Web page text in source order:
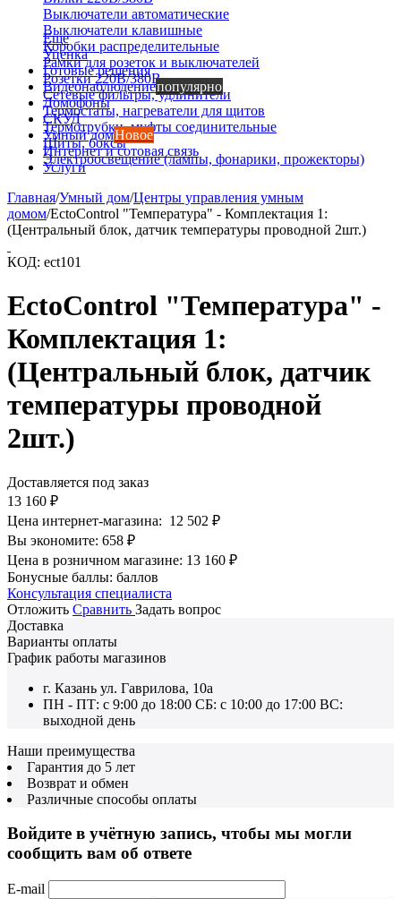
Выключатели автоматические
Выключатели клавишные
Коробки распределительные
Рамки для розеток и выключателей
Розетки 220В/380В
Сетевые фильтры, удлинители
Термостаты, нагреватели для щитов
Термотрубки, муфты соединительные
Щиты, боксы
Электроосвещение (лампы, фонарики, прожекторы)
Еще
Уценка
Готовые решения
Видеонаблюдениепопулярно
Домофоны
СКУД
Умный домНовое
Интернет и сотовая связь
Услуги
Главная/Умный дом/Центры управления умным
домом/EctoСontrol "Температура" - Комплектация 1:
(Центральный блок, датчик температуры проводной 2шт.)
КОД: ect101
EctoСontrol "Температура" -
Комплектация 1:
(Центральный блок, датчик
температуры проводной
2шт.)
Доставляется под заказ
13 160 ₽
Цена интернет-магазина: 12 502 ₽
Вы экономите: 658 ₽
Цена в розничном магазине: 13 160 ₽
Бонусные баллы: баллов
Консультация специалиста
Отложить Сравнить Задать вопрос
Доставка
Варианты оплаты
График работы магазинов
г. Казань ул. Гаврилова, 10а
ПН - ПТ: с 9:00 до 18:00 СБ: с 10:00 до 17:00 ВС:
выходной день
Наши преимущества
Гарантия до 5 лет
Возврат и обмен
Различные способы оплаты
Войдите в учётную запись, чтобы мы могли
сообщить вам об ответе
E-mail